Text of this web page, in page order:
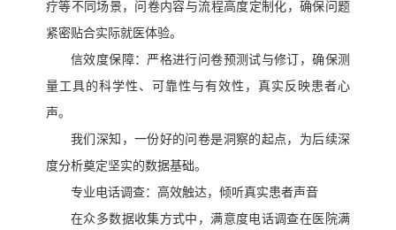
疗等不同场景，问卷内容与流程高度定制化，确保问题
紧密贴合实际就医体验。
信效度保障：严格进行问卷预测试与修订，确保测
量工具的科学性、可靠性与有效性，真实反映患者心
声。
我们深知，一份好的问卷是洞察的起点，为后续深
度分析奠定坚实的数据基础。
专业电话调查：高效触达，倾听真实患者声音
在众多数据收集方式中，满意度电话调查在医院满